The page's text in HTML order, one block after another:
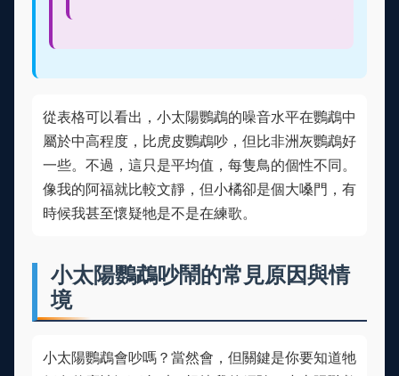
從表格可以看出，小太陽鸚鵡的噪音水平在鸚鵡中
屬於中高程度，比虎皮鸚鵡吵，但比非洲灰鸚鵡好
一些。不過，這只是平均值，每隻鳥的個性不同。
像我的阿福就比較文靜，但小橘卻是個大嗓門，有
時候我甚至懷疑牠是不是在練歌。
小太陽鸚鵡吵鬧的常見原因與情
境
小太陽鸚鵡會吵嗎？當然會，但關鍵是你要知道牠